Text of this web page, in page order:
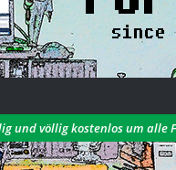
und völlig kostenlos um alle